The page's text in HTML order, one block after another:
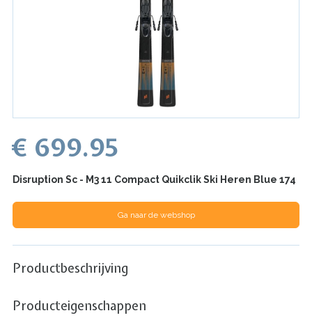
€ 699.95
Disruption Sc - M3 11 Compact Quikclik Ski Heren Blue 174
Ga naar de webshop
Productbeschrijving
Producteigenschappen